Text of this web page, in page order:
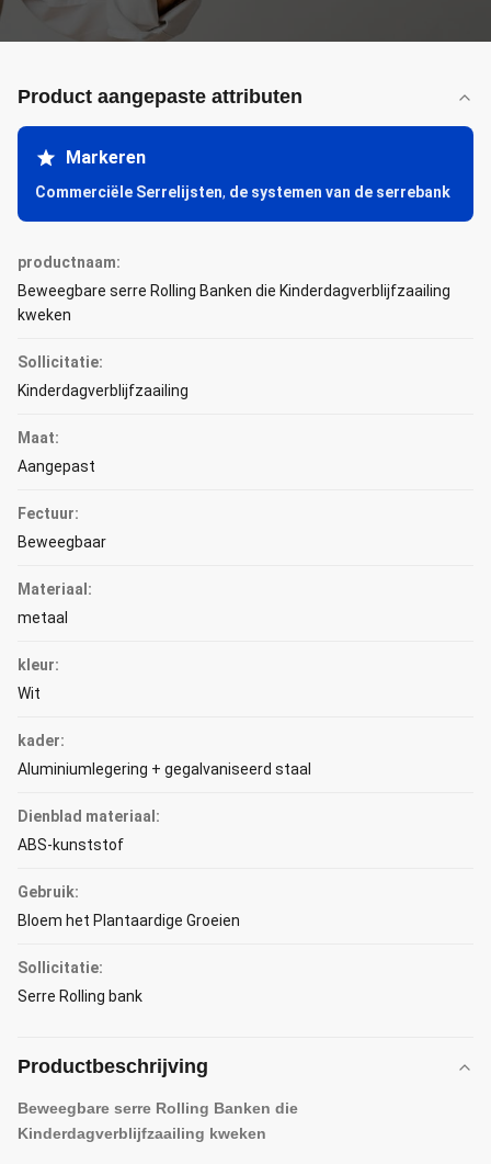
Product aangepaste attributen
Markeren
Commerciële Serrelijsten, de systemen van de serrebank
productnaam:
Beweegbare serre Rolling Banken die Kinderdagverblijfzaailing
kweken
Sollicitatie:
Kinderdagverblijfzaailing
Maat:
Aangepast
Fectuur:
Beweegbaar
Materiaal:
metaal
kleur:
Wit
kader:
Aluminiumlegering + gegalvaniseerd staal
Dienblad materiaal:
ABS-kunststof
Gebruik:
Bloem het Plantaardige Groeien
Sollicitatie:
Serre Rolling bank
Productbeschrijving
Beweegbare serre Rolling Banken die
Kinderdagverblijfzaailing kweken